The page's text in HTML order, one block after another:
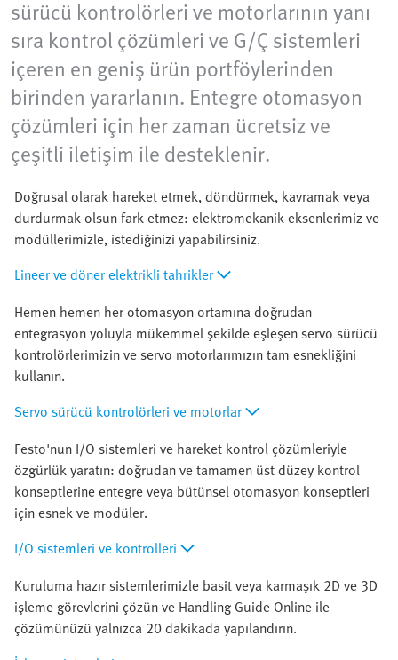
sürücü kontrolörleri ve motorlarının yanı
sıra kontrol çözümleri ve G/Ç sistemleri
içeren en geniş ürün portföylerinden
birinden yararlanın. Entegre otomasyon
çözümleri için her zaman ücretsiz ve
çeşitli iletişim ile desteklenir.
Doğrusal olarak hareket etmek, döndürmek, kavramak veya
durdurmak olsun fark etmez: elektromekanik eksenlerimiz ve
modüllerimizle, istediğinizi yapabilirsiniz.
Lineer ve döner elektrikli tahrikler
Hemen hemen her otomasyon ortamına doğrudan
entegrasyon yoluyla mükemmel şekilde eşleşen servo sürücü
kontrolörlerimizin ve servo motorlarımızın tam esnekliğini
kullanın.
Servo sürücü kontrolörleri ve motorlar
Festo'nun I/O sistemleri ve hareket kontrol çözümleriyle
özgürlük yaratın: doğrudan ve tamamen üst düzey kontrol
konseptlerine entegre veya bütünsel otomasyon konseptleri
için esnek ve modüler.
I/O sistemleri ve kontrolleri
Kuruluma hazır sistemlerimizle basit veya karmaşık 2D ve 3D
işleme görevlerini çözün ve Handling Guide Online ile
çözümünüzü yalnızca 20 dakikada yapılandırın.